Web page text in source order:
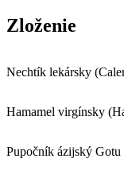
Zloženie
Nechtík lekársky
Hamamel virgínsky
Pupočník ázijský Gotu